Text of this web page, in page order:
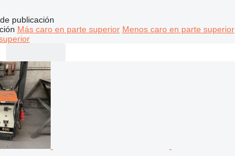
publicación
Más caro en parte superior Menos caro en parte superior